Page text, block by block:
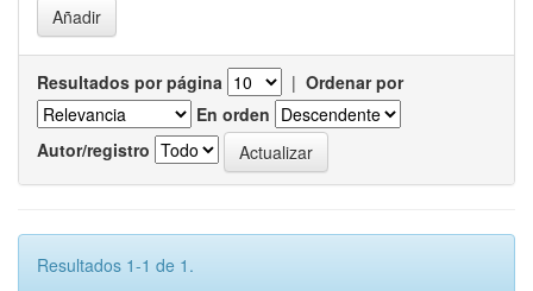
Resultados por página | Ordenar por
En orden
Autor/registro
Resultados 1-1 de 1.